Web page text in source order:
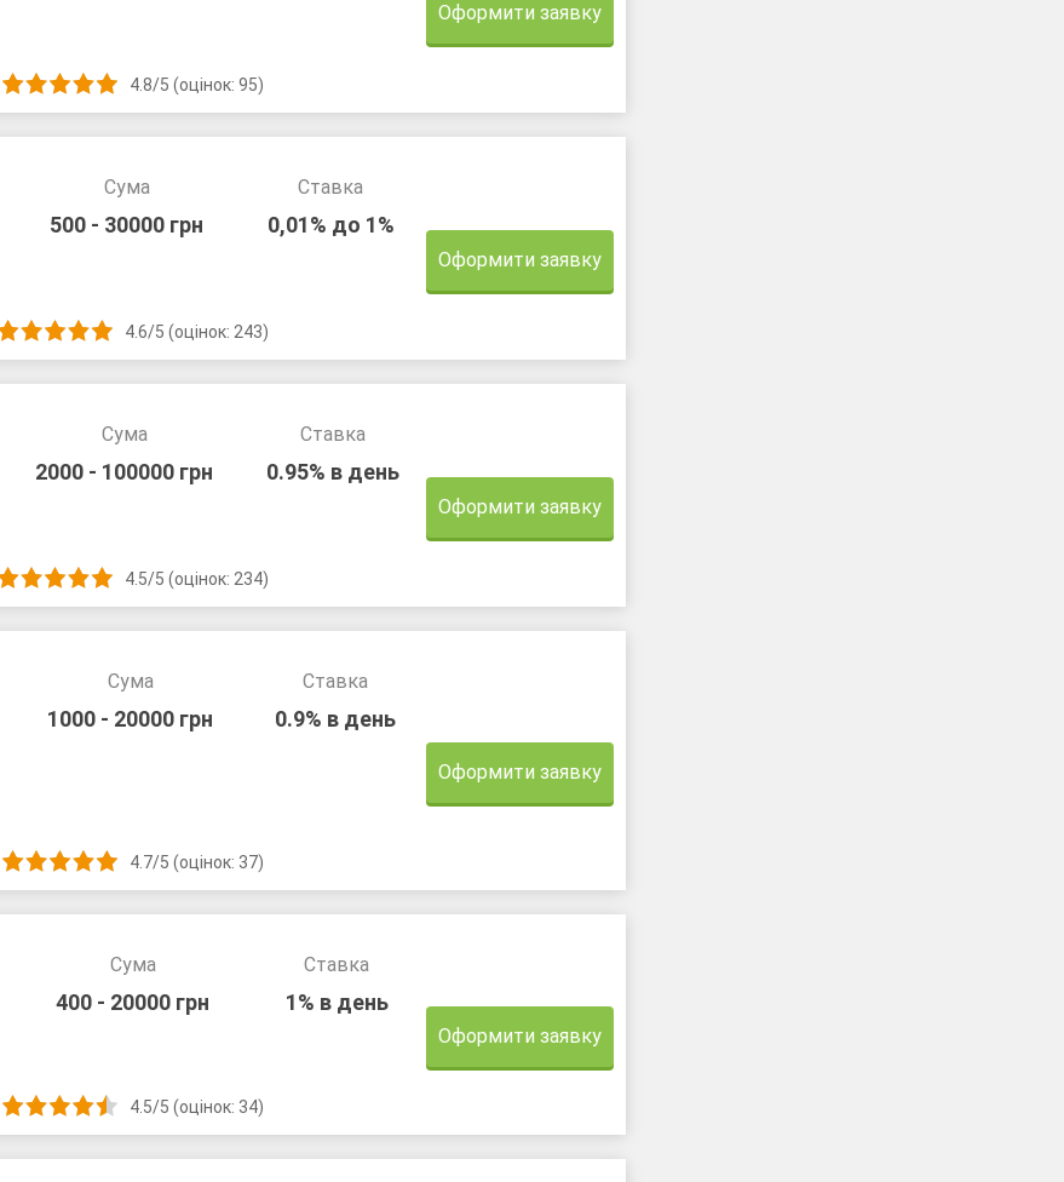
4.8/5 (оцінок: 95)
Оформити заявку
Сума
500 - 30000 грн
Ставка
0,01% до 1%
4.6/5 (оцінок: 243)
Оформити заявку
Сума
2000 - 100000 грн
Ставка
0.95% в день
4.5/5 (оцінок: 234)
Оформити заявку
Сума
1000 - 20000 грн
Ставка
0.9% в день
4.7/5 (оцінок: 37)
Оформити заявку
Сума
400 - 20000 грн
Ставка
1% в день
4.5/5 (оцінок: 34)
Оформити заявку